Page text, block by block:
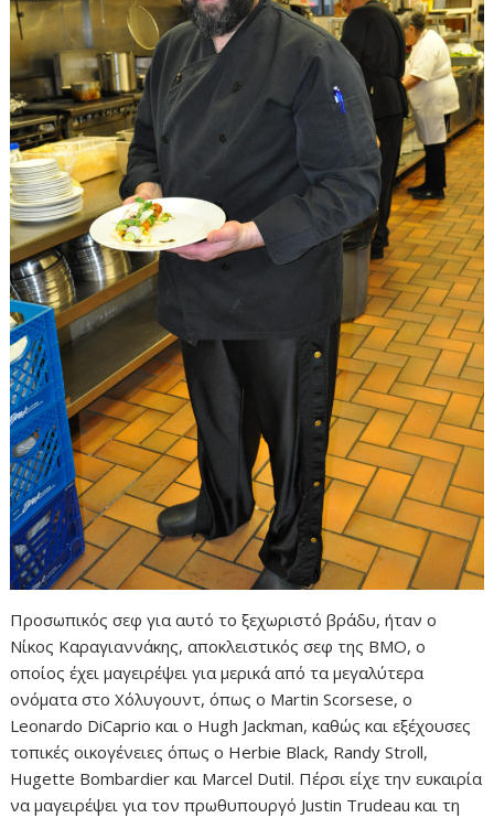
Προσωπικός σεφ για αυτό το ξεχωριστό βράδυ, ήταν ο
Νίκος Καραγιαννάκης, αποκλειστικός σεφ της BMO, ο
οποίος έχει μαγειρέψει για μερικά από τα μεγαλύτερα
ονόματα στο Χόλυγουντ, όπως ο Martin Scorsese, ο
Leonardo DiCaprio και ο Hugh Jackman, καθώς και εξέχουσες
τοπικές οικογένειες όπως ο Herbie Black, Randy Stroll,
Hugette Bombardier και Marcel Dutil. Πέρσι είχε την ευκαιρία
να μαγειρέψει για τον πρωθυπουργό Justin Trudeau και τη